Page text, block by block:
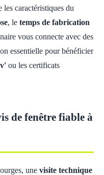
les caractéristiques du
, le temps de fabrication
vous connecte avec des
essentielle pour bénéficier
ou les certificats
de fenêtre fiable à
une visite technique